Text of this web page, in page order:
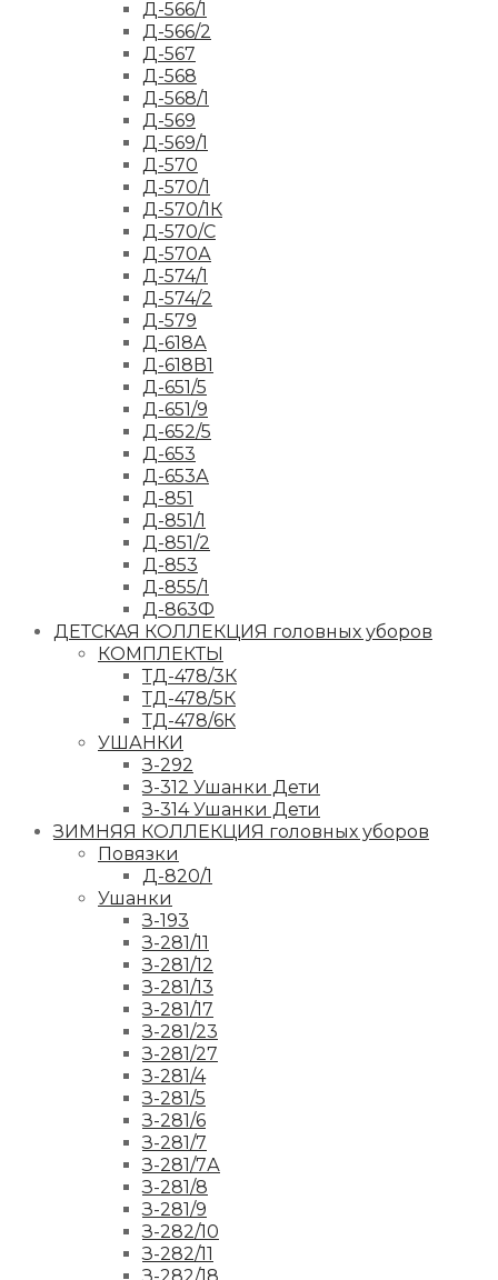
Д-566/1
Д-566/2
Д-567
Д-568
Д-568/1
Д-569
Д-569/1
Д-570
Д-570/1
Д-570/1К
Д-570/С
Д-570А
Д-574/1
Д-574/2
Д-579
Д-618А
Д-618В1
Д-651/5
Д-651/9
Д-652/5
Д-653
Д-653А
Д-851
Д-851/1
Д-851/2
Д-853
Д-855/1
Д-863Ф
ДЕТСКАЯ КОЛЛЕКЦИЯ головных уборов
КОМПЛЕКТЫ
ТД-478/3К
ТД-478/5К
ТД-478/6К
УШАНКИ
З-292
З-312 Ушанки Дети
З-314 Ушанки Дети
ЗИМНЯЯ КОЛЛЕКЦИЯ головных уборов
Повязки
Д-820/1
Ушанки
З-193
З-281/11
З-281/12
З-281/13
З-281/17
З-281/23
З-281/27
З-281/4
З-281/5
З-281/6
З-281/7
З-281/7А
З-281/8
З-281/9
З-282/10
З-282/11